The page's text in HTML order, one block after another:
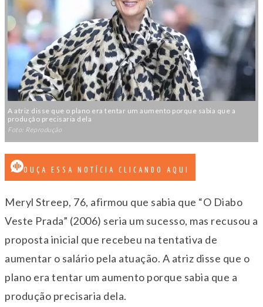
A atriz disse que o plano era tentar um aumento porque sabia que a
produção precisaria dela
Foto: Reprodução
OUÇA ESSA NOTÍCIA CLICANDO AQUI
Meryl Streep, 76, afirmou que sabia que “O Diabo
Veste Prada” (2006) seria um sucesso, mas recusou a
proposta inicial que recebeu na tentativa de
aumentar o salário pela atuação. A atriz disse que o
plano era tentar um aumento porque sabia que a
produção precisaria dela.